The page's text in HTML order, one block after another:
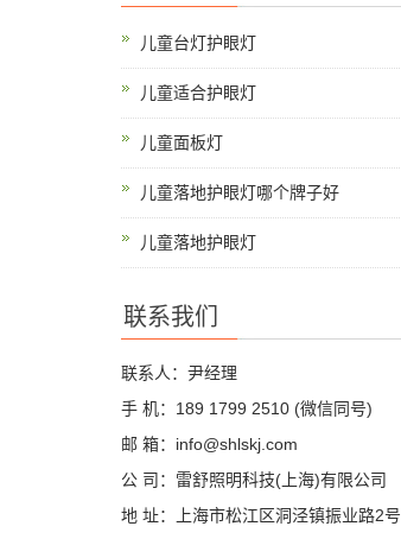
儿童台灯护眼灯
儿童适合护眼灯
儿童面板灯
儿童落地护眼灯哪个牌子好
儿童落地护眼灯
联系我们
联系人：尹经理
手 机：189 1799 2510 (微信同号)
邮 箱：info@shlskj.com
公 司：雷舒照明科技(上海)有限公司
地 址：上海市松江区洞泾镇振业路2号